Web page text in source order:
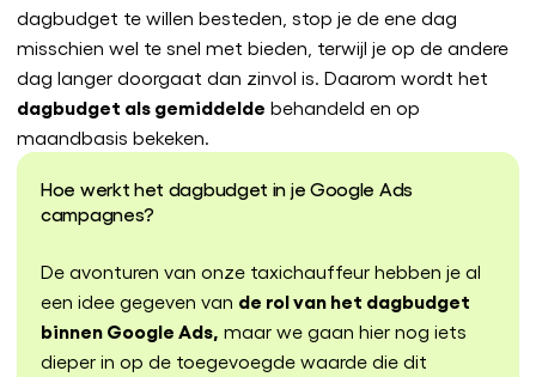
dagbudget te willen besteden, stop je de ene dag
misschien wel te snel met bieden, terwijl je op de andere
dag langer doorgaat dan zinvol is. Daarom wordt het
dagbudget als gemiddelde behandeld en op
maandbasis bekeken.
Hoe werkt het dagbudget in je Google Ads
campagnes?
De avonturen van onze taxichauffeur hebben je al
een idee gegeven van de rol van het dagbudget
binnen Google Ads, maar we gaan hier nog iets
dieper in op de toegevoegde waarde die dit